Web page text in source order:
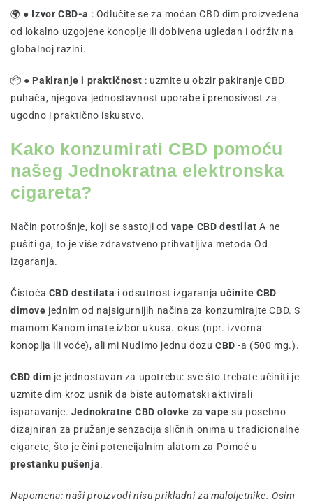
🌍 ● Izvor CBD-a : Odlučite se za moćan CBD dim proizvedena
od lokalno uzgojene konoplje ili dobivena ugledan i održiv na
globalnoj razini.
📦 ● Pakiranje i praktičnost : uzmite u obzir pakiranje CBD
puhača, njegova jednostavnost uporabe i prenosivost za
ugodno i praktično iskustvo.
Kako konzumirati CBD pomoću
našeg Jednokratna elektronska
cigareta?
Način potrošnje, koji se sastoji od vape CBD destilatA ne
pušiti ga, to je više zdravstveno prihvatljiva metoda Od
izgaranja.
Čistoća CBD destilata i odsutnost izgaranjaučinite CBD
dimove jednim od najsigurnijih načina za konzumirajte CBD. S
mamom Kanom imate izbor ukusa. okus (npr. izvorna
konoplja ili voće), ali mi Nudimo jednu dozu CBD -a (500 mg.).
CBD dim je jednostavan za upotrebu: sve što trebate učiniti je
uzmite dim kroz usnik da biste automatski aktivirali
isparavanje. Jednokratne CBD olovke za vape su posebno
dizajniran za pružanje senzacija sličnih onima u tradicionalne
cigarete, što je čini potencijalnim alatom za Pomoć u
prestanku pušenja.
Napomena: naši proizvodi nisu prikladni za maloljetnike. Osim